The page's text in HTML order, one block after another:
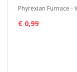
Phyrexian Furnace -
€ 0,99